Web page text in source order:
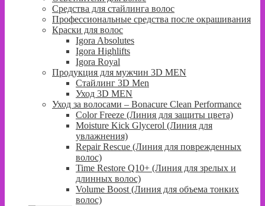
Средства для стайлинга волос
Профессиональные средства после окрашивания
Краски для волос
Igora Absolutes
Igora Highlifts
Igora Royal
Продукция для мужчин 3D MEN
Стайлинг 3D Men
Уход 3D MEN
Уход за волосами – Bonacure Clean Performance
Color Freeze (Линия для защиты цвета)
Moisture Kick Glycerol (Линия для
увлажнения)
Repair Rescue (Линия для поврежденных
волос)
Time Restore Q10+ (Линия для зрелых и
длинных волос)
Volume Boost (Линия для объема тонких
волос)